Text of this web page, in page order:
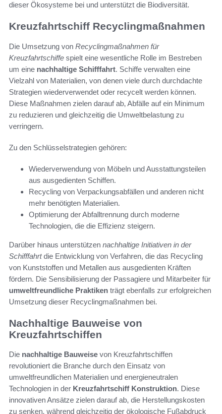
dieser Ökosysteme bei und unterstützt die Biodiversität.
Kreuzfahrtschiff Recyclingmaßnahmen
Die Umsetzung von Recyclingmaßnahmen für
Kreuzfahrtschiffe spielt eine wesentliche Rolle im Bestreben
um eine nachhaltige Schifffahrt. Schiffe verwalten eine
Vielzahl von Materialien, von denen viele durch durchdachte
Strategien wiederverwendet oder recycelt werden können.
Diese Maßnahmen zielen darauf ab, Abfälle auf ein Minimum
zu reduzieren und gleichzeitig die Umweltbelastung zu
verringern.
Zu den Schlüsselstrategien gehören:
Wiederverwendung von Möbeln und Ausstattungsteilen
aus ausgedienten Schiffen.
Recycling von Verpackungsabfällen und anderen nicht
mehr benötigten Materialien.
Optimierung der Abfalltrennung durch moderne
Technologien, die die Effizienz steigern.
Darüber hinaus unterstützen nachhaltige Initiativen in der
Schifffahrtdie Entwicklung von Verfahren, die das Recycling
von Kunststoffen und Metallen aus ausgedienten Kräften
fördern. Die Sensibilisierung der Passagiere und Mitarbeiter für
umweltfreundliche Praktiken trägt ebenfalls zur erfolgreichen
Umsetzung dieser Recyclingmaßnahmen bei.
Nachhaltige Bauweise von
Kreuzfahrtschiffen
Die nachhaltige Bauweise von Kreuzfahrtschiffen
revolutioniert die Branche durch den Einsatz von
umweltfreundlichen Materialien und energieneutralen
Technologien in der Kreuzfahrtschiff Konstruktion. Diese
innovativen Ansätze zielen darauf ab, die Herstellungskosten
zu senken, während gleichzeitig der ökologische Fußabdruck